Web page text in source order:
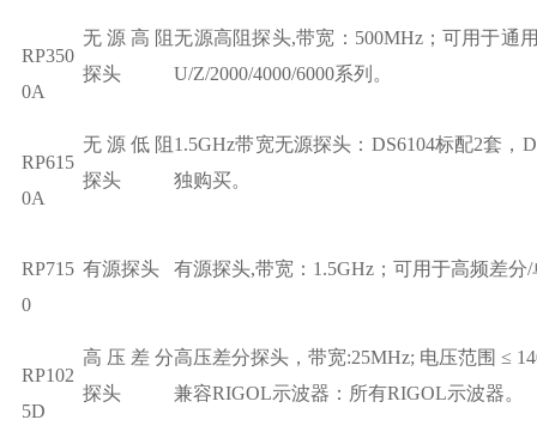
RP350
0A
无源高阻
探头
无源高阻探头,带宽：500MHz；可用于通
U/Z/2000/4000/6000系列。
RP615
0A
无源低阻
探头
1.5GHz带宽无源探头：DS6104标配2套
独购买。
RP715
0
有源探头 有源探头,带宽：1.5GHz；可用于高频差
RP102
5D
高压差分
探头
高压差分探头，带宽:25MHz; 电压范围 ≤
兼容RIGOL示波器：所有RIGOL示波器。